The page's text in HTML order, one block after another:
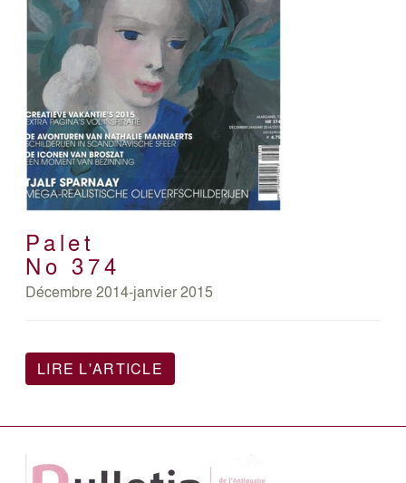
Palet
No 374
Décembre 2014-janvier 2015
LIRE L'ARTICLE